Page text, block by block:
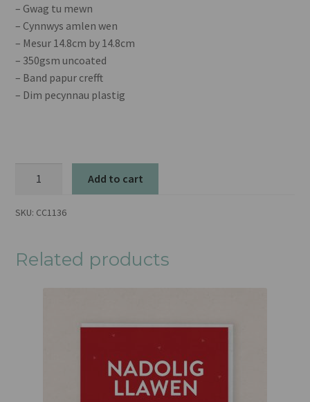
– Gwag tu mewn
– Cynnwys amlen wen
– Mesur 14.8cm by 14.8cm
– 350gsm uncoated
– Band papur crefft
– Dim pecynnau plastig
Add to cart
SKU: CC1136
Related products